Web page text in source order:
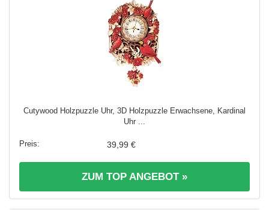
Cutywood Holzpuzzle Uhr, 3D Holzpuzzle Erwachsene, Kardinal
Uhr ...
39,99 €
ZUM TOP ANGEBOT »